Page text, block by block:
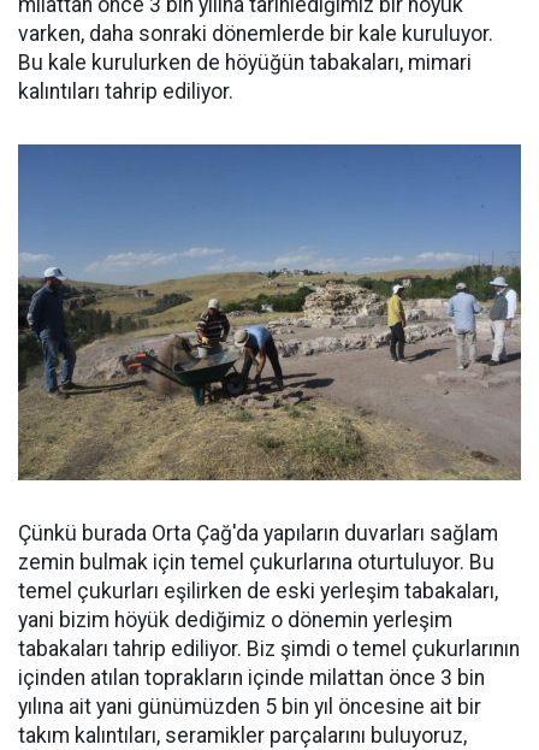
varken, daha sonraki dönemlerde bir kale kuruluyor.
Bu kale kurulurken de höyüğün tabakaları, mimari
kalıntıları tahrip ediliyor.
Çünkü burada Orta Çağ'da yapıların duvarları sağlam
zemin bulmak için temel çukurlarına oturtuluyor. Bu
temel çukurları eşilirken de eski yerleşim tabakaları,
yani bizim höyük dediğimiz o dönemin yerleşim
tabakaları tahrip ediliyor. Biz şimdi o temel çukurlarının
içinden atılan toprakların içinde milattan önce 3 bin
yılına ait yani günümüzden 5 bin yıl öncesine ait bir
takım kalıntıları, seramikler parçalarını buluyoruz,